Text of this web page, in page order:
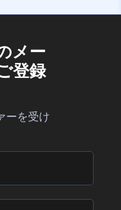
メー
登録
ーを受け